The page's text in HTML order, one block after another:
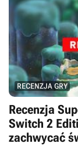
RECENZJA GRY
Recenzja
Switch 2
zachwycać